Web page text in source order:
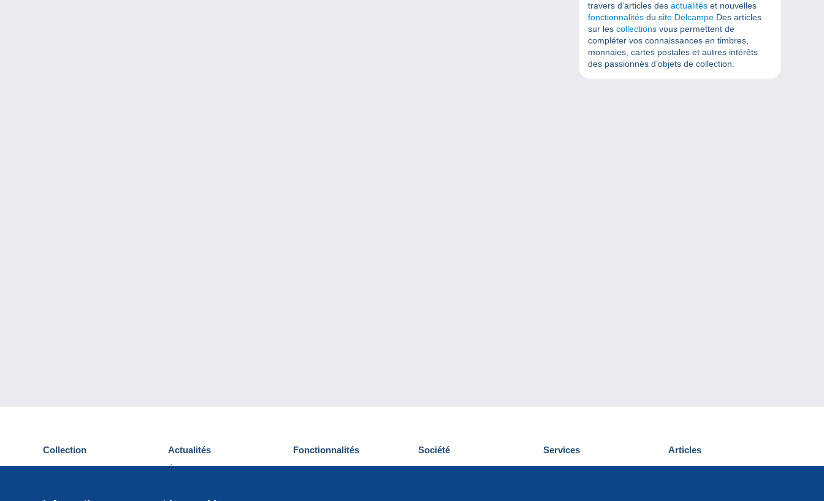
travers d’articles des actualités et nouvelles
fonctionnalités du site Delcampe Des articles
sur les collections vous permettent de
compléter vos connaissances en timbres,
monnaies, cartes postales et autres intérêts
des passionnés d’objets de collection.
Collection
Cartes postales
Actualités
Événements Delcampe
Fonctionnalités
Nouveautés
Société
Qui sommes-nous
Services
Découvrir Delcampe
Articles